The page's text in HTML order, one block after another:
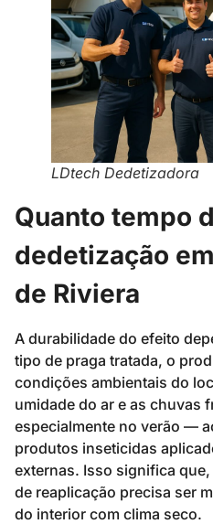
LDtech Dedetizadora
Quanto tempo
dedetização
de Riviera
A durabilidade do efeito
tipo de praga tratada, o
condições ambientais do
umidade do ar e as chuvas
especialmente no verão —
produtos inseticidas
externas. Isso significa
de reaplicação precisa ser
do interior com clima seco.